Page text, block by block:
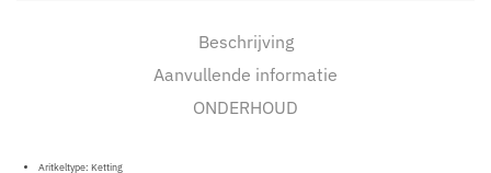
Beschrijving
Aanvullende informatie
ONDERHOUD
Aritkeltype: Ketting